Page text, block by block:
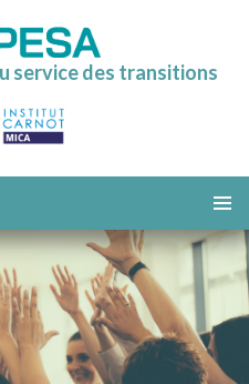
service des transitions
MENU